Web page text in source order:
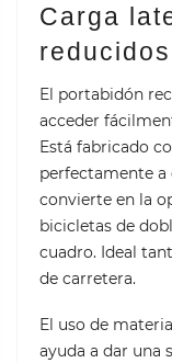
Carga
reducidos
El portabidón
acceder
Está fabricado
perfectamente a
convierte en la
bicicletas de
cuadro. Ideal
de carretera.
El uso de
ayuda a dar una